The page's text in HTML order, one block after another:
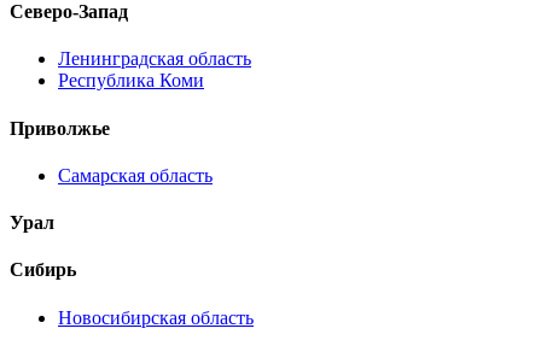
Северо-Запад
Ленинградская область
Республика Коми
Приволжье
Самарская область
Урал
Сибирь
Новосибирская область